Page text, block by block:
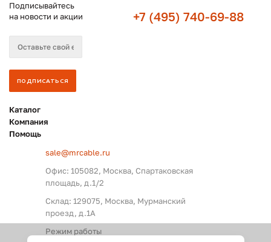
Подписывайтесь
на новости и акции
+7 (495) 740-69-88
Каталог
Компания
Помощь
sale@mrcable.ru
Офис: 105082, Москва, Спартаковская
площадь, д.1/2
Склад: 129075, Москва, Мурманский
проезд, д.1А
Режим работы